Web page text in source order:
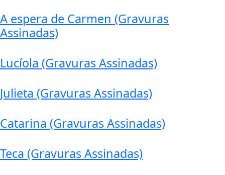
A espera de Carmen (Gravuras
Assinadas)
Lucíola (Gravuras Assinadas)
Julieta (Gravuras Assinadas)
Catarina (Gravuras Assinadas)
Teca (Gravuras Assinadas)